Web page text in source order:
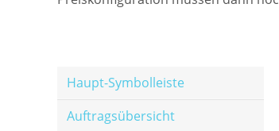
Haupt-Symbolleiste
Auftragsübersicht